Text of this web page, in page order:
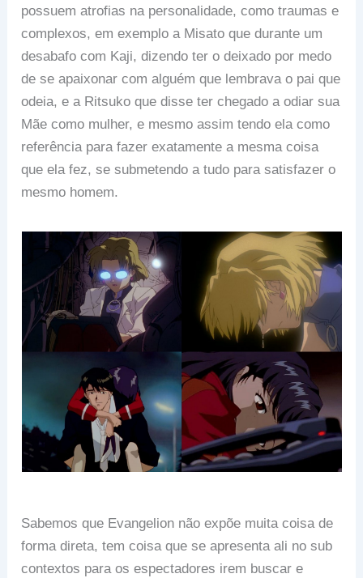
possuem atrofias na personalidade, como traumas e
complexos, em exemplo a Misato que durante um
desabafo com Kaji, dizendo ter o deixado por medo
de se apaixonar com alguém que lembrava o pai que
odeia, e a Ritsuko que disse ter chegado a odiar sua
Mãe como mulher, e mesmo assim tendo ela como
referência para fazer exatamente a mesma coisa
que ela fez, se submetendo a tudo para satisfazer o
mesmo homem.
Sabemos que Evangelion não expõe muita coisa de
forma direta, tem coisa que se apresenta ali no sub
contextos para os espectadores irem buscar e